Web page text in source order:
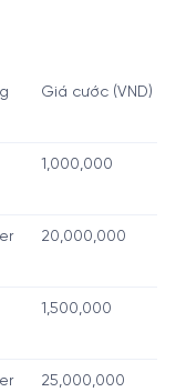
Giá cước (VND)
1,000,000
20,000,000
1,500,000
25,000,000